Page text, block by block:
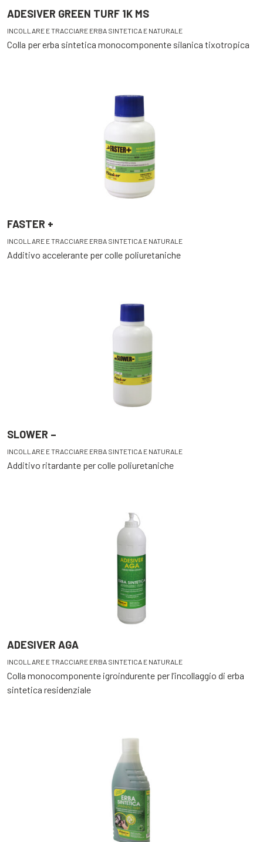
ADESIVER GREEN TURF 1K MS
INCOLLARE E TRACCIARE ERBA SINTETICA E NATURALE
Colla per erba sintetica monocomponente silanica tixotropica
FASTER +
INCOLLARE E TRACCIARE ERBA SINTETICA E NATURALE
Additivo accelerante per colle poliuretaniche
SLOWER –
INCOLLARE E TRACCIARE ERBA SINTETICA E NATURALE
Additivo ritardante per colle poliuretaniche
ADESIVER AGA
INCOLLARE E TRACCIARE ERBA SINTETICA E NATURALE
Colla monocomponente igroindurente per l’incollaggio di erba
sintetica residenziale